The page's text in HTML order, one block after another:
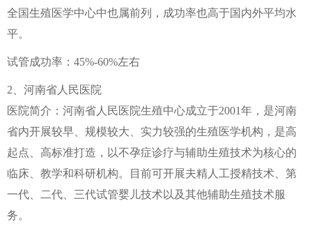
全国生殖医学中心中也属前列，成功率也高于国内外平均水
平。
试管成功率：45%-60%左右
2、河南省人民医院
医院简介：河南省人民医院生殖中心成立于2001年，是河南
省内开展较早、规模较大、实力较强的生殖医学机构，是高
起点、高标准打造，以不孕症诊疗与辅助生殖技术为核心的
临床、教学和科研机构。目前可开展夫精人工授精技术、第
一代、二代、三代试管婴儿技术以及其他辅助生殖技术服
务。